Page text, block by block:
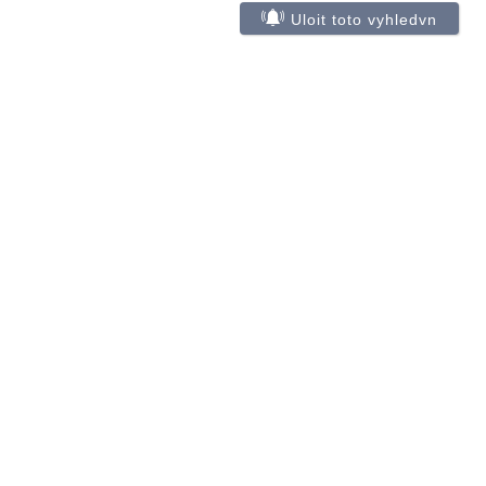
Uloit toto vyhledvn